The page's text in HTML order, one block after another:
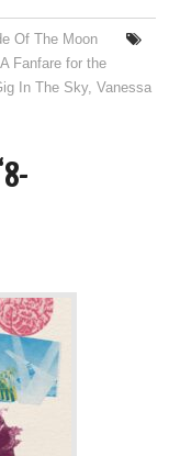
Of The Moon
Fanfare for the
In The Sky,Vanessa